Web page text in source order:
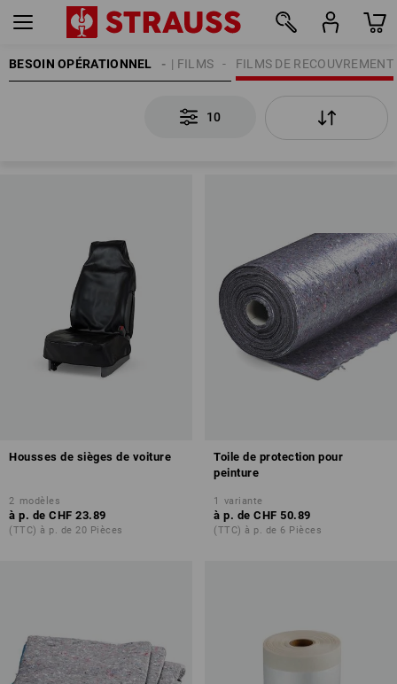
BESOIN OPÉRATIONNEL FILMS DE RECOUVREMENT
BÂCHES | FILMS
10
Housses de sièges de voiture
2 modèles
à p. de CHF 23.89
(TTC) à p. de 20 Pièces
Toile de protection pour
peinture
1 variante
à p. de CHF 50.89
(TTC) à p. de 6 Pièces